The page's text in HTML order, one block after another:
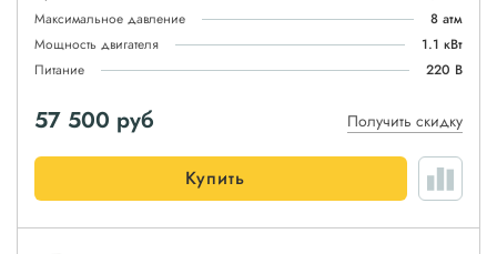
Максимальное давление
8 атм
Мощность двигателя
1.1 кВт
Питание
220 В
57 500 руб Получить скидку
Купить